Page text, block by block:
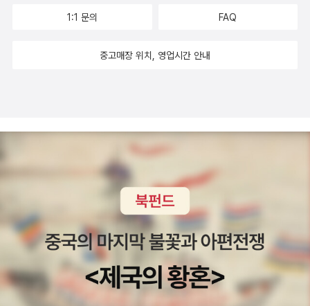
하는 것은 알기에말없이 오늘도 이를 닦는다!써니라는 별명이 더 익
엄마도 이해 못하는 바는 아니다.그럼에도 오늘도 내일도 어김없는
에서 아이의 눈높이로 표현을 잘 한 것 같다. 이 장면을 엄마가 하는
봤다. 하지만 양치질을 하면서 좋은 점은 내 얼굴을 실컷 볼 수 있다는
미있게 양치를 할 수 있는 계기가 되었으면 좋겠다.
1:1 문의 FAQ
중고매장 위치, 영업시간 안내